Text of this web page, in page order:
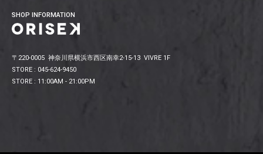
SHOP INFORMATION
〒220-0005 神奈川県横浜市西区南幸2-15-13 VIVRE 1F
STORE : 045-624-9450
STORE : 11:00AM - 21:00PM